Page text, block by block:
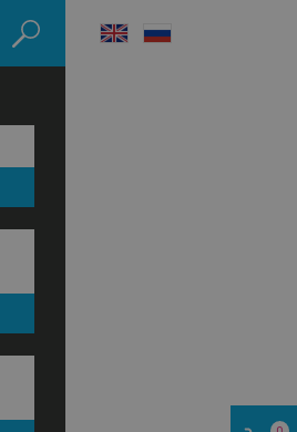
LANGUAGE